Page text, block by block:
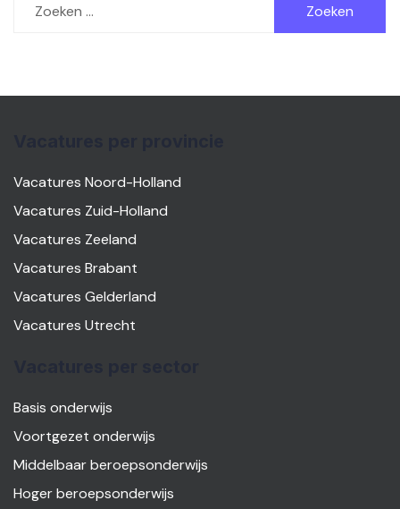
naar:
Vacatures Noord-Holland
Vacatures Zuid-Holland
Vacatures Zeeland
Vacatures Brabant
Vacatures Gelderland
Vacatures Utrecht
Basis onderwijs
Voortgezet onderwijs
Middelbaar beroepsonderwijs
Hoger beroepsonderwijs